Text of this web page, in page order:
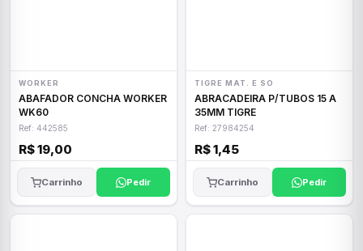
WORKER
ABAFADOR CONCHA WORKER
WK60
Ref: 442585
R$ 19,00
Carrinho Pedir
TIGRE MAT. E SO
ABRACADEIRA P/TUBOS 15 A
35MM TIGRE
Ref: 27984254
R$ 1,45
Carrinho Pedir